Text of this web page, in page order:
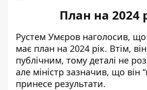
План на 2024
Рустем Умєров наголосив,
має план на 2024 рік. Втім,
публічним, тому деталі не
але міністр зазначив, що він
принесе результати.